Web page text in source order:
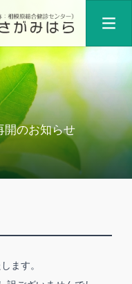
開のお知らせ
ます。